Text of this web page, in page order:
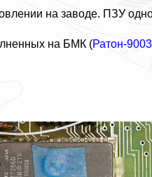
на заводе. ПЗУ
на БМК (Ратон-9003